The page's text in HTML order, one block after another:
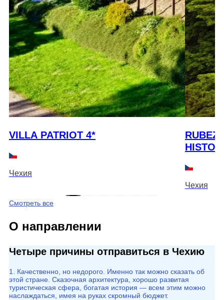
VILLA PATRIOT 4*
Чехия
Чехия
Смотреть все
О направлении
Четыре причины отправиться в Чехию
1. Качественно, но недорого. Именно так можно сказать об
этой стране. Сказочная архитектура, хорошо развитая
туристическая сфера, богатая история — всем этим можно
наслаждаться, имея на руках скромный бюджет.